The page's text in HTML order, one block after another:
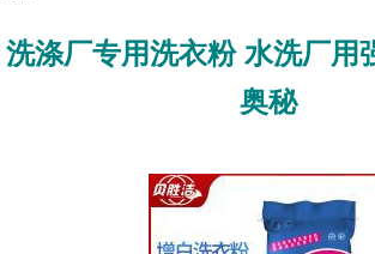
洗涤厂专用洗衣粉 水洗厂用
奥秘